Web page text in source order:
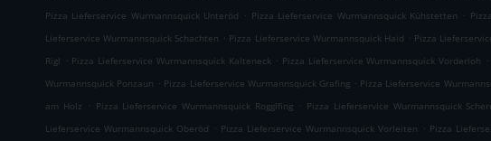
Pizza Lieferservice Wurmannsquick Unteröd . Pizza Lieferservice Wurmannsquick Kühstetten .
Lieferservice Wurmannsquick Schachten . Pizza Lieferservice Wurmannsquick Haid . Pizza
Rigl . Pizza Lieferservice Wurmannsquick Kalteneck . Pizza Lieferservice Wurmannsquick Vorderloh .
Wurmannsquick Ponzaun . Pizza Lieferservice Wurmannsquick Grafing . Pizza Lieferservice
am Holz
. Pizza Lieferservice Wurmannsquick Rogglfing . Pizza Lieferservice Wurmannsquick
Lieferservice Wurmannsquick Oberöd . Pizza Lieferservice Wurmannsquick Vorleiten . Pizza